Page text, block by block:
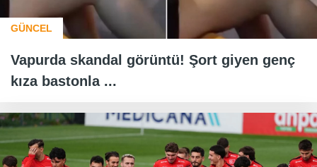
GÜNCEL
Vapurda skandal görüntü! Şort giyen genç
kıza bastonla ...